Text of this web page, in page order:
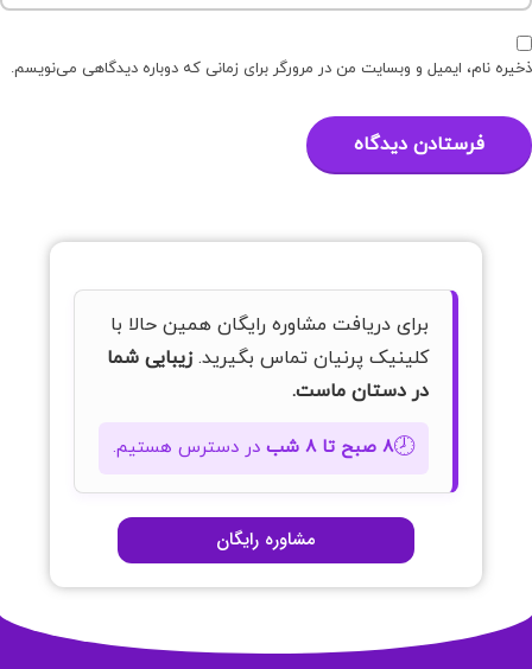
ذخیره نام، ایمیل و وبسایت من در مرورگر برای زمانی که دوباره دیدگاهی می‌نویسم.
برای دریافت مشاوره رایگان همین حالا با
کلینیک پرنیان تماس بگیرید.زیبایی شما
در دستان ماست.
🕗۸ صبح تا ۸ شب در دسترس هستیم.
مشاوره رایگان